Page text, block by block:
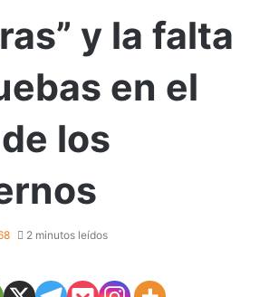
y la falta
en el
los
2 minutos leídos